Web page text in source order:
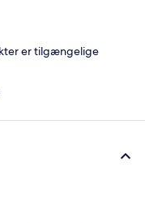
er tilgængelige